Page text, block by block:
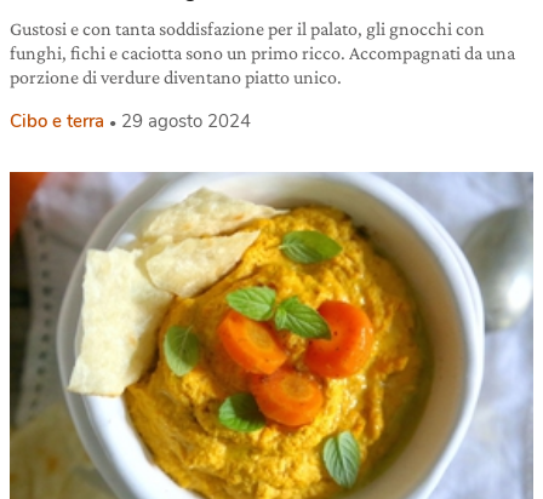
Gustosi e con tanta soddisfazione per il palato, gli gnocchi con
funghi, fichi e caciotta sono un primo ricco. Accompagnati da una
porzione di verdure diventano piatto unico.
Cibo e terra 29 agosto 2024